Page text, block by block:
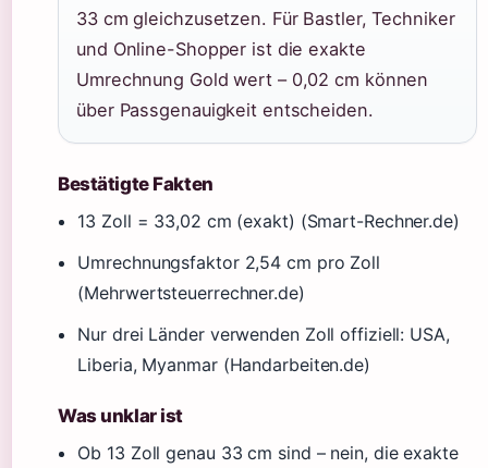
33 cm gleichzusetzen. Für Bastler, Techniker
und Online-Shopper ist die exakte
Umrechnung Gold wert – 0,02 cm können
über Passgenauigkeit entscheiden.
Bestätigte Fakten
13 Zoll = 33,02 cm (exakt) (Smart-Rechner.de)
Umrechnungsfaktor 2,54 cm pro Zoll
(Mehrwertsteuerrechner.de)
Nur drei Länder verwenden Zoll offiziell: USA,
Liberia, Myanmar (Handarbeiten.de)
Was unklar ist
Ob 13 Zoll genau 33 cm sind – nein, die exakte